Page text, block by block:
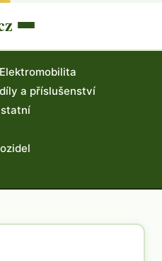
Elektromobilita
a příslušenství